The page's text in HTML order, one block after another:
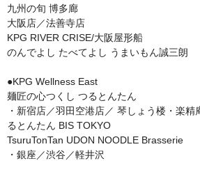
九州の旬 博多廊
大阪店／法善寺店
KPG RIVER CRISE/大阪屋形船
のんでよし たべてよし うまいもん誠三朗
●KPG Wellness East
麺匠の心つくし つるとんたん
・新宿店／羽田空港店／ 琴しょう楼・楽
るとんたん BIS TOKYO
TsuruTonTan UDON NOODLE Brasserie
・銀座／渋谷／軽井沢